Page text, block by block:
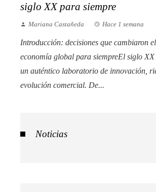
siglo XX para siempre
Mariana Castañeda Hace 1 semana
Introducción: decisiones que cambiaron
economía global para siempreEl siglo
un auténtico laboratorio de innovación,
evolución comercial. De...
Noticias